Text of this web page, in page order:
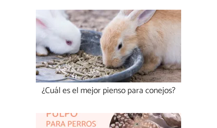
¿Cuál es el mejor pienso para conejos?